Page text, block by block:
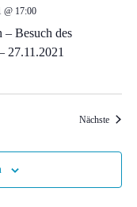
h
e
n
,
– Besuch des
27.11.2021
@ 17:00
Nächste